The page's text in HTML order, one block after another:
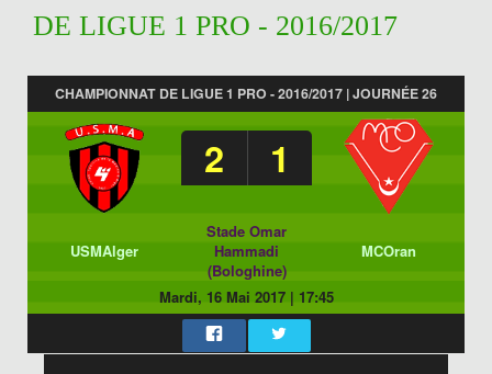
DE LIGUE 1 PRO - 2016/2017
CHAMPIONNAT DE LIGUE 1 PRO - 2016/2017 | JOURNÉE 26
2 1
USMAlger
Stade Omar
Hammadi
(Bologhine)
MCOran
Mardi, 16 Mai 2017| 17:45